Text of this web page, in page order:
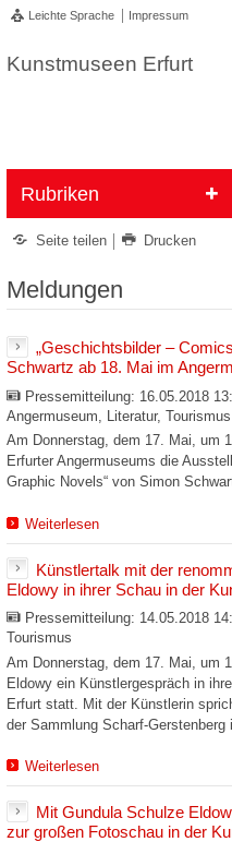
Leichte Sprache Impressum
Kunstmuseen Erfurt
Rubriken
Seite teilen Drucken
Meldungen
„Geschichtsbilder –
Schwartz ab 18. Mai im
Pressemitteilung: 16.05.2018
Angermuseum, Literatur, Tourismus
Am Donnerstag, dem 17. Mai, um
Erfurter Angermuseums die
Graphic Novels“ von Simon
Weiterlesen
Künstlertalk mit der
Eldowy in ihrer Schau in der
Pressemitteilung: 14.05.2018
Tourismus
Am Donnerstag, dem 17. Mai, um
Eldowy ein Künstlergespräch in
Erfurt statt. Mit der Künstlerin
der Sammlung Scharf-Gerstenberg
Weiterlesen
Mit Gundula Schulze
zur großen Fotoschau in der